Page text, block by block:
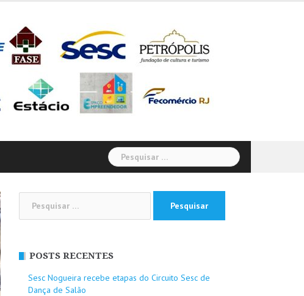
Pesquisar
por:
por:
POSTS RECENTES
Sesc Nogueira recebe etapas do Circuito Sesc de
Dança de Salão